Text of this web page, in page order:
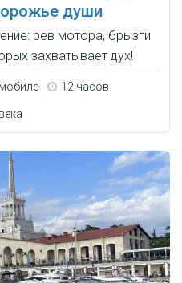
души
рев мотора, брызги
захватывает дух!
12 часов